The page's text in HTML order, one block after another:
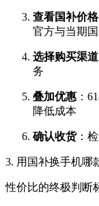
查看国补价格
官方与当期
选择购买渠道
务
叠加优惠 ：
降低成本
确认收货：
3. 用国补换手机哪
性价比的终极判断